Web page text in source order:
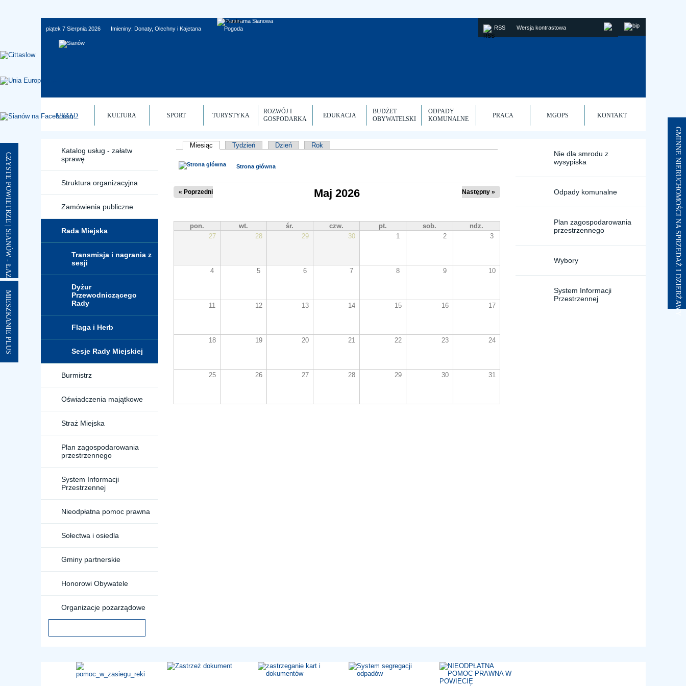
CZYSTE POWIETRZE | SIANÓW - ŁAZY
MIESZKANIE PLUS
GMINNE NIERUCHOMOŚCI NA SPRZEDAŻ I DZIERŻAWY
piątek 7 Sierpnia 2026 Imieniny: Donaty, Olechny i Kajetana Pogoda Wersja kontrastowa
RSS
URZĄD KULTURA SPORT TURYSTYKA
ROZWÓJ I
GOSPODARKA
EDUKACJA
BUDŻET
OBYWATELSKI
ODPADY
KOMUNALNE
PRACA MGOPS KONTAKT
Katalog usług - załatw
sprawę
Struktura organizacyjna
Zamówienia publiczne
Rada Miejska
Transmisja i nagrania z
sesji
Dyżur
Przewodniczącego
Rady
Flaga i Herb
Sesje Rady Miejskiej
Burmistrz
Oświadczenia majątkowe
Straż Miejska
Plan zagospodarowania
przestrzennego
System Informacji
Przestrzennej
Nieodpłatna pomoc prawna
Sołectwa i osiedla
Gminy partnerskie
Honorowi Obywatele
Organizacje pozarządowe
Miesiąc (aktywna karta)
Tydzień Dzień Rok
Strona główna
Maj 2026
« Poprzedni Następny »
pon. wt. śr. czw. pt. sob.
ndz.
27
28 29 30 1 2 3
4 5 6 7 8 9 10
11 12 13 14 15 16 17
18 19 20 21 22 23 24
25 26 27 28 29 30 31
Nie dla smrodu z
wysypiska
Odpady komunalne
Plan zagospodarowania
przestrzennego
Wybory
System Informacji
Przestrzennej